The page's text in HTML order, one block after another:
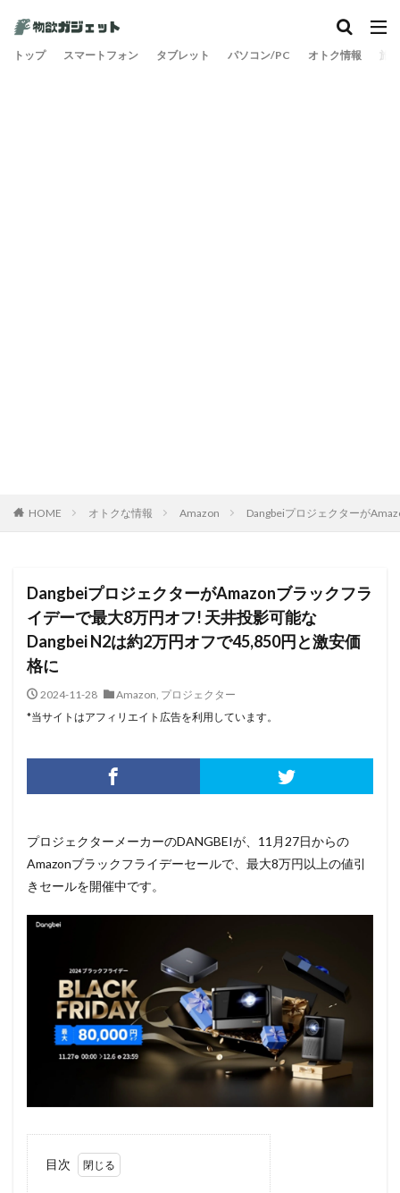
トップ スマートフォン タブレット パソコン/PC オトク情報 旅
HOME オトクな情報 Amazon Dangbeiプロジェクターが
DangbeiプロジェクターがAmazonブラックフラ
イデーで最大8万円オフ! 天井投影可能な
Dangbei N2は約2万円オフで45,850円と激安価
格に
2024-11-28 Amazon, プロジェクター
*当サイトはアフィリエイト広告を利用しています。
プロジェクターメーカーのDANGBEIが、11月27日からの
Amazonブラックフライデーセールで、最大8万円以上の値引
きセールを開催中です。
目次